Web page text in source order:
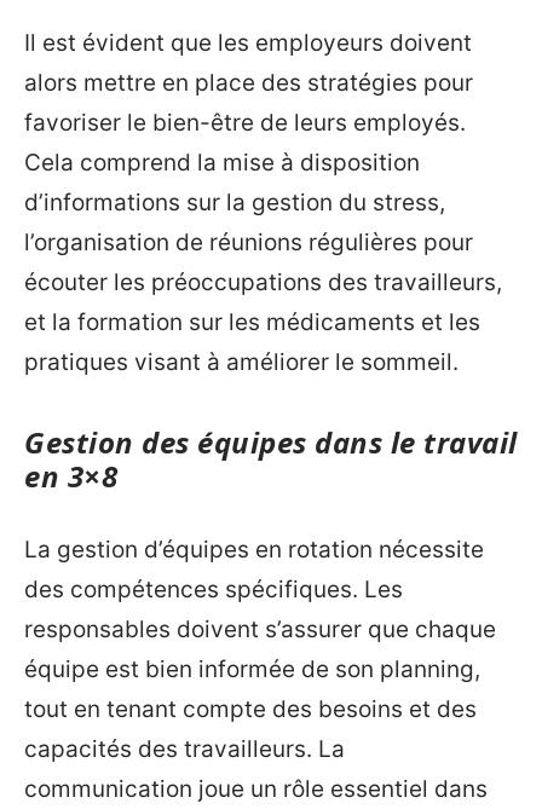
Il est évident que les employeurs doivent
alors mettre en place des stratégies pour
favoriser le bien-être de leurs employés.
Cela comprend la mise à disposition
d’informations sur la gestion du stress,
l’organisation de réunions régulières pour
écouter les préoccupations des travailleurs,
et la formation sur les médicaments et les
pratiques visant à améliorer le sommeil.
Gestion des équipes dans le travail
en 3×8
La gestion d’équipes en rotation nécessite
des compétences spécifiques. Les
responsables doivent s’assurer que chaque
équipe est bien informée de son planning,
tout en tenant compte des besoins et des
capacités des travailleurs. La
communication joue un rôle essentiel dans